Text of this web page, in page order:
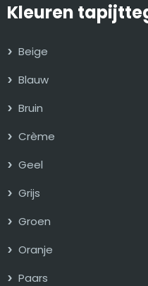
Kleuren
Beige
Blauw
Bruin
Crème
Geel
Grijs
Groen
Oranje
Paars